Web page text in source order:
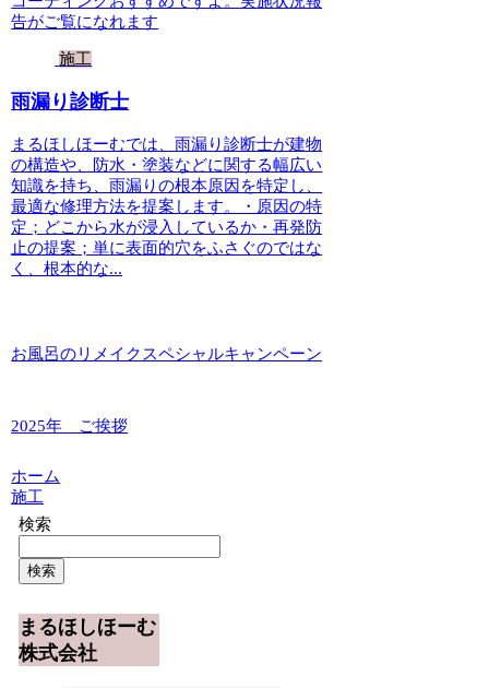
告がご覧になれます
施工
雨漏り診断士
まるほしほーむでは、雨漏り診断士が建物
の構造や、防水・塗装などに関する幅広い
知識を持ち、雨漏りの根本原因を特定し、
最適な修理方法を提案します。・原因の特
定；どこから水が浸入しているか・再発防
止の提案；単に表面的穴をふさぐのではな
く、根本的な...
お風呂のリメイクスペシャルキャンペーン
2025年 ご挨拶
ホーム
施工
検索
検索
まるほしほーむ
株式会社